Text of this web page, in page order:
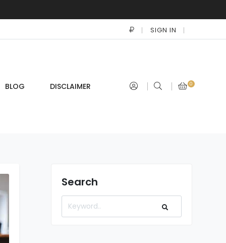
SIGN IN
BLOG DISCLAIMER 0
Search